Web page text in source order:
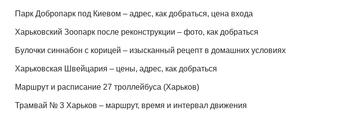
Парк Добропарк под Киевом – адрес, как добраться, цена входа
Харьковский Зоопарк после реконструкции – фото, как добраться
Булочки синнабон с корицей – изысканный рецепт в домашних условиях
Харьковская Швейцария – цены, адрес, как добраться
Маршрут и расписание 27 троллейбуса (Харьков)
Трамвай № 3 Харьков – маршрут, время и интервал движения